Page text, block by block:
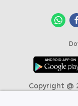
Copyright @